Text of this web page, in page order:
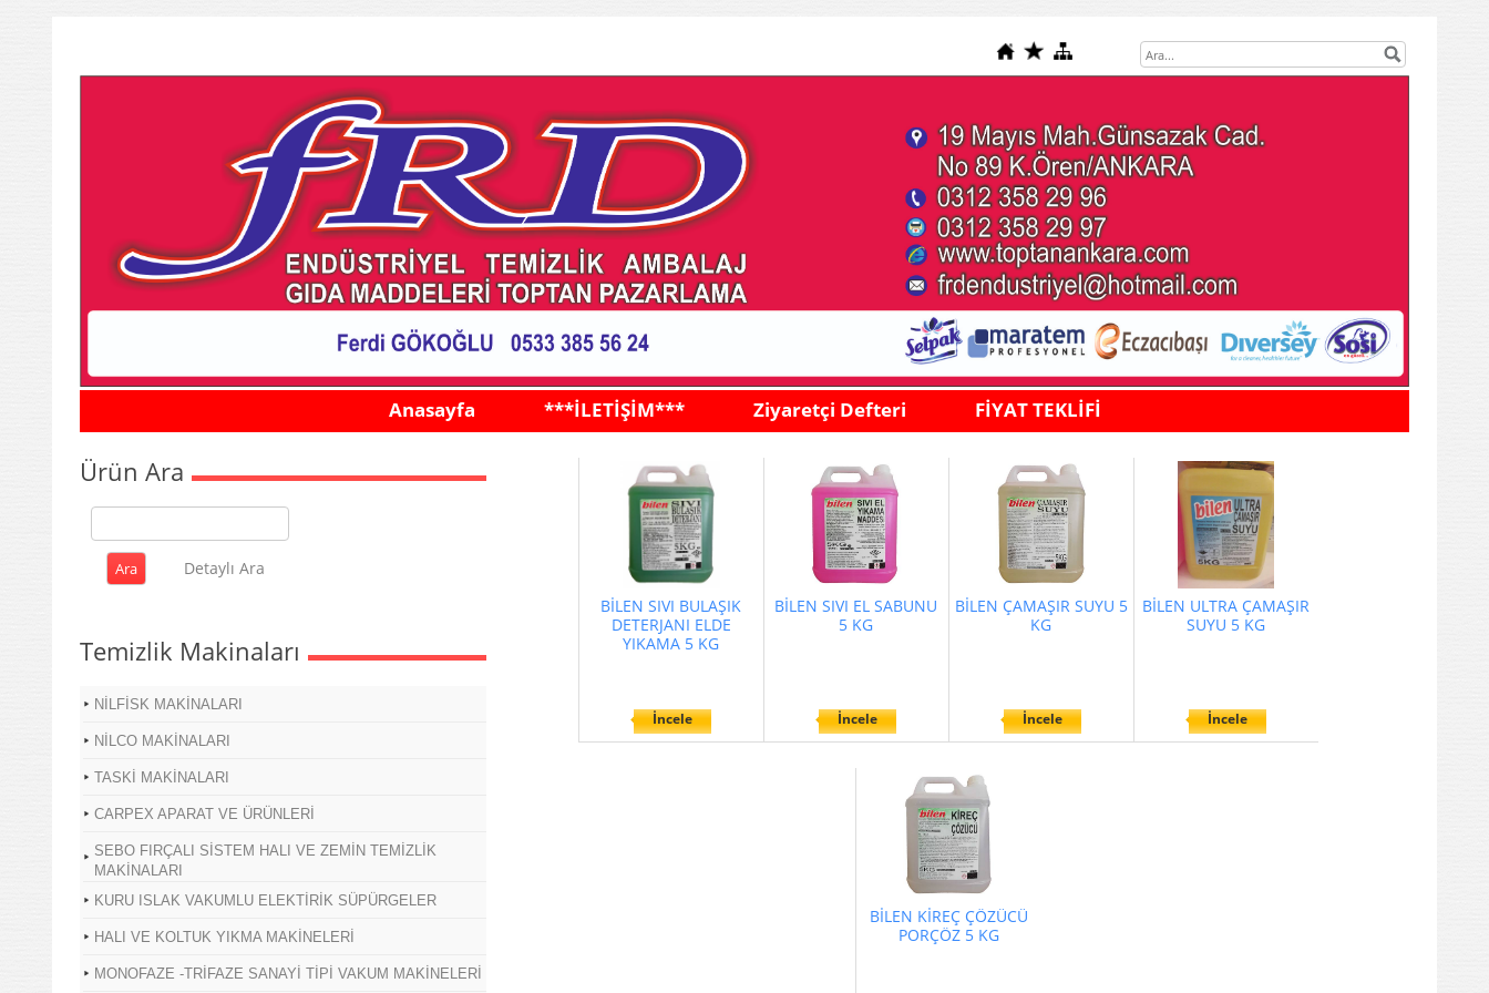
Anasayfa ***İLETİŞİM*** Ziyaretçi Defteri FİYAT TEKLİFİ
Ürün Ara
Detaylı Ara
Temizlik Makinaları
NİLFİSK MAKİNALARI
NİLCO MAKİNALARI
TASKİ MAKİNALARI
CARPEX APARAT VE ÜRÜNLERİ
SEBO FIRÇALI SİSTEM HALI VE ZEMİN TEMİZLİK
MAKİNALARI
KURU ISLAK VAKUMLU ELEKTİRİK SÜPÜRGELER
HALI VE KOLTUK YIKMA MAKİNELERİ
MONOFAZE -TRİFAZE SANAYİ TİPİ VAKUM MAKİNELERİ
BİLEN SIVI BULAŞIK
DETERJANI ELDE
YIKAMA 5 KG
İncele
BİLEN SIVI EL SABUNU
5 KG
İncele
BİLEN ÇAMAŞIR SUYU 5
KG
İncele
BİLEN ULTRA ÇAMAŞIR
SUYU 5 KG
İncele
BİLEN KİREÇ ÇÖZÜCÜ
PORÇÖZ 5 KG